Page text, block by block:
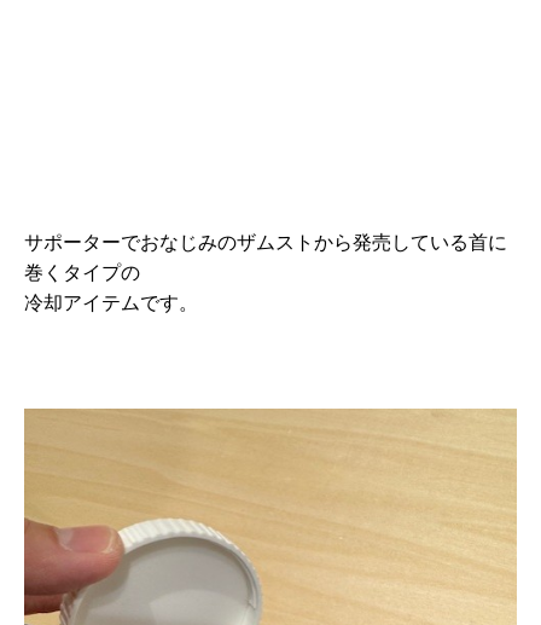
サポーターでおなじみのザムストから発売している首に
巻くタイプの
冷却アイテムです。